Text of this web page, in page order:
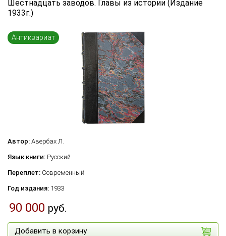
Язык книги
Переплет
по году издания
по дате поступления (новинки)
Шестнадцать заводов. Главы из истории (Издание
1933г.)
Антиквариат
Автор: Авербах Л.
Язык книги: Русский
Переплет: Современный
Год издания: 1933
90 000 руб.
Добавить в корзину